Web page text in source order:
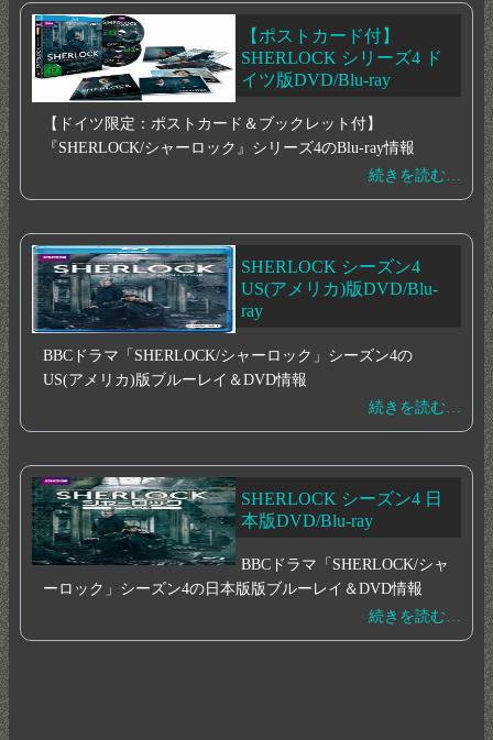
【ポストカード付】
SHERLOCK シリーズ4 ド
イツ版DVD/Blu-ray
【ドイツ限定：ポストカード＆ブックレット付】
『SHERLOCK/シャーロック』シリーズ4のBlu-ray情報
続きを読む…
SHERLOCK シーズン4
US(アメリカ)版DVD/Blu-
ray
BBCドラマ「SHERLOCK/シャーロック」シーズン4の
US(アメリカ)版ブルーレイ＆DVD情報
続きを読む…
SHERLOCK シーズン4 日
本版DVD/Blu-ray
BBCドラマ「SHERLOCK/シャ
ーロック」シーズン4の日本版版ブルーレイ＆DVD情報
続きを読む…